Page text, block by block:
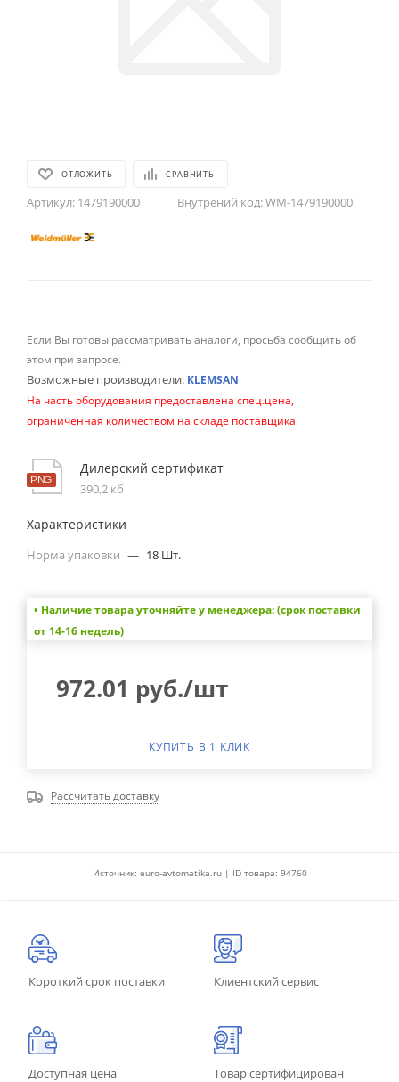
ОТЛОЖИТЬ СРАВНИТЬ
Артикул: 1479190000 Внутрений код:WM-1479190000
Если Вы готовы рассматривать аналоги, просьба сообщить об
этом при запросе.
Возможные производители: KLEMSAN
На часть оборудования предоставлена спец.цена,
ограниченная количеством на складе поставщика
Дилерский сертификат
390,2 кб
Характеристики
Норма упаковки — 18 Шт.
• Наличие товара уточняйте у менеджера: (срок поставки
от 14-16 недель)
972.01 руб./шт
КУПИТЬ В 1 КЛИК
Рассчитать доставку
Источник: euro-avtomatika.ru | ID товара: 94760
Короткий срок поставки Клиентский сервис
Доступная цена Товар сертифицирован